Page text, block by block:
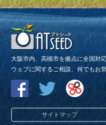
大阪市内、高槻市を拠点に全国対応
ウェブに関するご相談、何でもお
サイトマップ